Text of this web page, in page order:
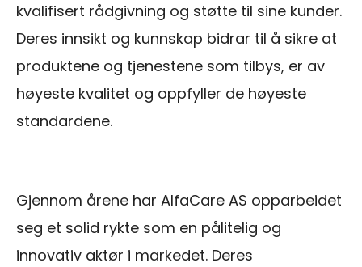
kvalifisert rådgivning og støtte til sine kunder.
Deres innsikt og kunnskap bidrar til å sikre at
produktene og tjenestene som tilbys, er av
høyeste kvalitet og oppfyller de høyeste
standardene.
Gjennom årene har AlfaCare AS opparbeidet
seg et solid rykte som en pålitelig og
innovativ aktør i markedet. Deres